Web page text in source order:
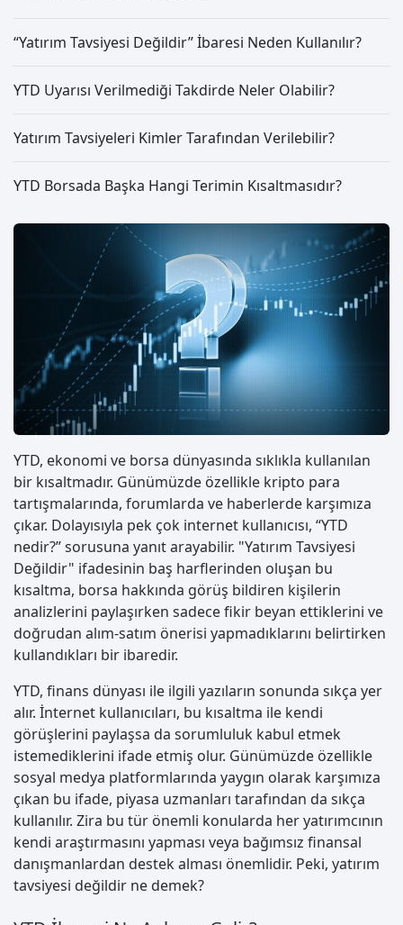
YTD, ekonomi ve borsa dünyasında sıklıkla kullanılan
bir kısaltmadır. Günümüzde özellikle kripto para
tartışmalarında, forumlarda ve haberlerde karşımıza
çıkar. Dolayısıyla pek çok internet kullanıcısı, “YTD
nedir?” sorusuna yanıt arayabilir. "Yatırım Tavsiyesi
Değildir" ifadesinin baş harflerinden oluşan bu
kısaltma, borsa hakkında görüş bildiren kişilerin
analizlerini paylaşırken sadece fikir beyan ettiklerini ve
doğrudan alım-satım önerisi yapmadıklarını belirtirken
kullandıkları bir ibaredir.
YTD, finans dünyası ile ilgili yazıların sonunda sıkça yer
alır. İnternet kullanıcıları, bu kısaltma ile kendi
görüşlerini paylaşsa da sorumluluk kabul etmek
istemediklerini ifade etmiş olur. Günümüzde özellikle
sosyal medya platformlarında yaygın olarak karşımıza
çıkan bu ifade, piyasa uzmanları tarafından da sıkça
kullanılır. Zira bu tür önemli konularda her yatırımcının
kendi araştırmasını yapması veya bağımsız finansal
danışmanlardan destek alması önemlidir. Peki, yatırım
tavsiyesi değildir ne demek?
“Yatırım Tavsiyesi Değildir” İbaresi Neden Kullanılır?
YTD Uyarısı Verilmediği Takdirde Neler Olabilir?
Yatırım Tavsiyeleri Kimler Tarafından Verilebilir?
YTD Borsada Başka Hangi Terimin Kısaltmasıdır?